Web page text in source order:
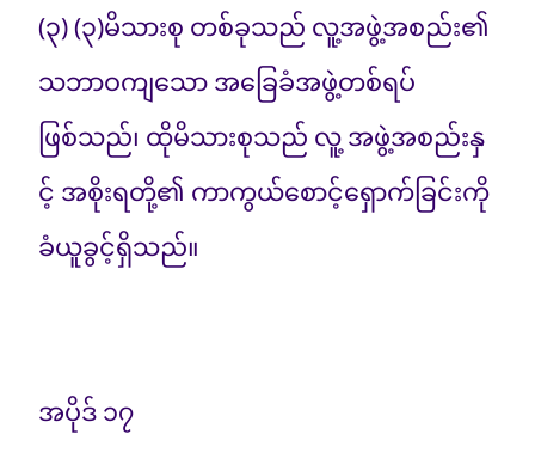
(၃) (၃)မိသားစု တစ်ခုသည် လူ့အဖွဲ့အစည်း၏
သဘာဝကျသော အခြေခံအဖွဲ့တစ်ရပ်
ဖြစ်သည်၊ ထိုမိသားစုသည် လူ့ အဖွဲ့အစည်းနှ
င့် အစိုးရတို့၏ ကာကွယ်စောင့်ရှောက်ခြင်းကို
ခံယူခွင့်ရှိသည်။
အပိုဒ် ၁၇